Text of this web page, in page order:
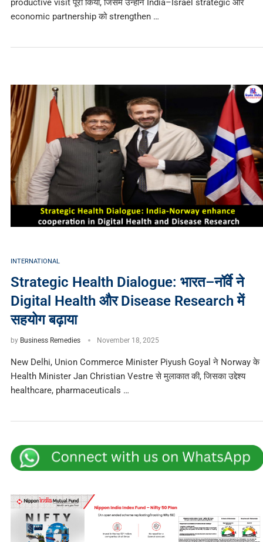
productive visit पूरा किया, जिसमें उन्होंने India–Israel strategic और
economic partnership को strengthen …
INTERNATIONAL
Strategic Health Dialogue: भारत–नॉर्वे ने
Digital Health और Disease Research में
सहयोग बढ़ाया
by Business Remedies November 18, 2025
New Delhi, Union Commerce Minister Piyush Goyal ने Norway के
Health Minister Jan Christian Vestre से मुलाकात की, जिसका उद्देश्य
healthcare, pharmaceuticals …